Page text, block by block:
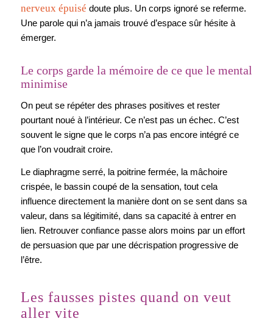
nerveux épuisé doute plus. Un corps ignoré se referme.
Une parole qui n’a jamais trouvé d’espace sûr hésite à
émerger.
Le corps garde la mémoire de ce que le mental
minimise
On peut se répéter des phrases positives et rester
pourtant noué à l’intérieur. Ce n’est pas un échec. C’est
souvent le signe que le corps n’a pas encore intégré ce
que l’on voudrait croire.
Le diaphragme serré, la poitrine fermée, la mâchoire
crispée, le bassin coupé de la sensation, tout cela
influence directement la manière dont on se sent dans sa
valeur, dans sa légitimité, dans sa capacité à entrer en
lien. Retrouver confiance passe alors moins par un effort
de persuasion que par une décrispation progressive de
l’être.
Les fausses pistes quand on veut
aller vite